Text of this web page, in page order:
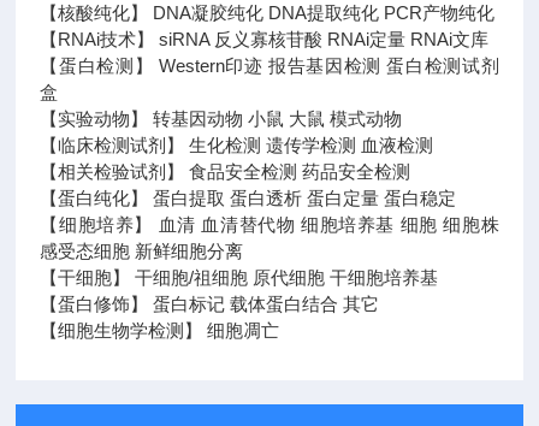
【核酸纯化】 DNA凝胶纯化 DNA提取纯化 PCR产物纯化
【RNAi技术】 siRNA 反义寡核苷酸 RNAi定量 RNAi文库
【蛋白检测】 Western印迹 报告基因检测 蛋白检测试剂
盒
【实验动物】 转基因动物 小鼠 大鼠 模式动物
【临床检测试剂】 生化检测 遗传学检测 血液检测
【相关检验试剂】 食品安全检测 药品安全检测
【蛋白纯化】 蛋白提取 蛋白透析 蛋白定量 蛋白稳定
【细胞培养】 血清 血清替代物 细胞培养基 细胞 细胞株
感受态细胞 新鲜细胞分离
【干细胞】 干细胞/祖细胞 原代细胞 干细胞培养基
【蛋白修饰】 蛋白标记 载体蛋白结合 其它
【细胞生物学检测】 细胞凋亡